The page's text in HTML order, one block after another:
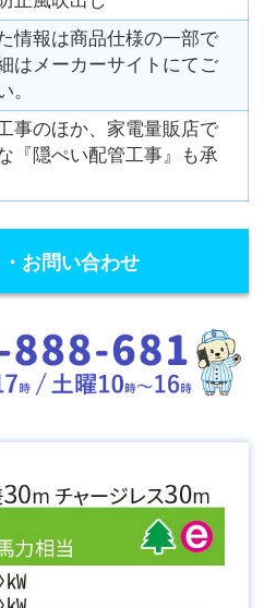
情報は商品仕様の一部で
はメーカーサイトにてご
。
事のほか、家電量販店で
『隠ぺい配管工事』も承
お問い合わせ